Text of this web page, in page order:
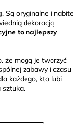
. Są oryginalne i nabite
dekoracją
to najlepszy
że mogą je tworzyć
zabawy i czasu
każdego, kto lubi
sztuka.